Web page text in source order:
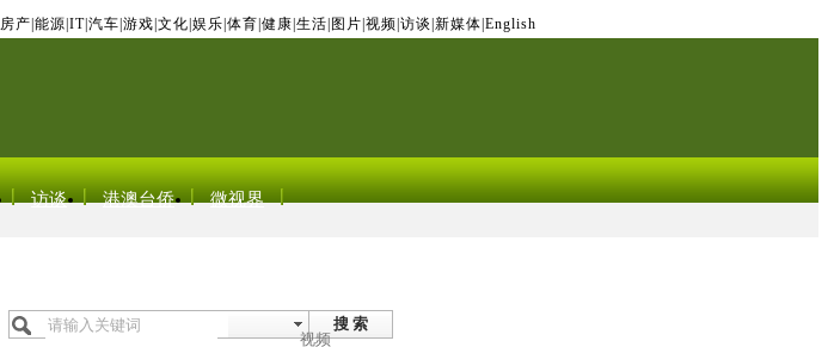
房产 能源 IT| 汽车 游戏 文化 娱乐 体育 健康 生活 图片 视频 访谈 新媒体 English
访谈 港澳台侨 微视界
搜 索
视频